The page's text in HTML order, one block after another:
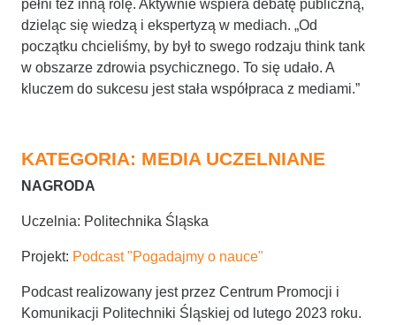
pełni też inną rolę. Aktywnie wspiera debatę publiczną,
dzieląc się wiedzą i ekspertyzą w mediach. „Od
początku chcieliśmy, by był to swego rodzaju think tank
w obszarze zdrowia psychicznego. To się udało. A
kluczem do sukcesu jest stała współpraca z mediami.”
KATEGORIA: MEDIA UCZELNIANE
NAGRODA
Uczelnia: Politechnika Śląska
Projekt: Podcast "Pogadajmy o nauce"
Podcast realizowany jest przez Centrum Promocji i
Komunikacji Politechniki Śląskiej od lutego 2023 roku.